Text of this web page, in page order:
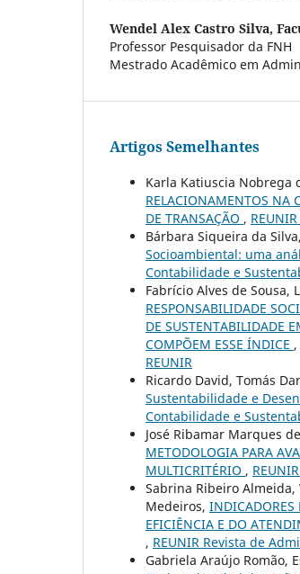
Wendel Alex Castro Silva,
Professor Pesquisador da FNH
Mestrado Acadêmico em
Artigos Semelhantes
Karla Katiuscia Nobrega
RELACIONAMENTOS NA
DE TRANSAÇÃO ,
Bárbara Siqueira da
Socioambiental: uma
Contabilidade e
Fabrício Alves de Sousa,
RESPONSABILIDADE
DE SUSTENTABILIDADE
COMPÕEM ESSE ÍNDICE ,
REUNIR
Ricardo David, Tomás
Sustentabilidade e
Contabilidade e
José Ribamar Marques
METODOLOGIA PARA
MULTICRITÉRIO ,
Sabrina Ribeiro Almeida,
Medeiros, INDICADORES
EFICIÊNCIA E DO
, REUNIR Revista de
Gabriela Araújo Romão,